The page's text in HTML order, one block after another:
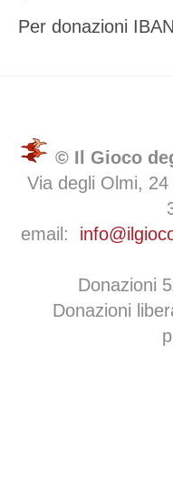
Per donazioni
© Il Gioco
Via degli Olmi,
email:
Donazioni
Donazioni